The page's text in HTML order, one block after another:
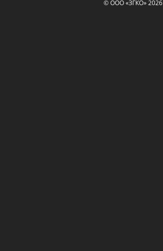
© ООО «ЗГКО» 2026